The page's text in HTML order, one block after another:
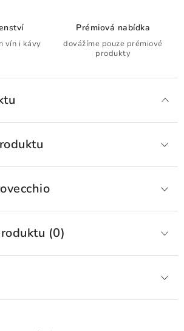
vín i kávy
Prémiová nabídka
dovážíme pouze prémiové
produkty
(0)